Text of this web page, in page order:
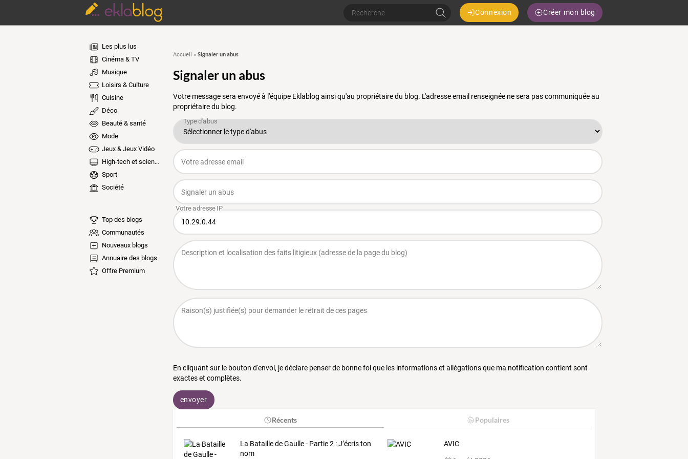
Connexion Créer mon blog
Les plus lus
Cinéma & TV
Musique
Loisirs & Culture
Cuisine
Déco
Beauté & santé
Mode
Jeux & Jeux Vidéo
High-tech et sciences
Sport
Société
Top des blogs
Communautés
Nouveaux blogs
Annuaire des blogs
Offre Premium
Accueil » Signaler un abus
Signaler un abus
Votre message sera envoyé à l'équipe Eklablog ainsi qu'au propriétaire du blog. L'adresse email renseignée ne sera pas communiquée au
propriétaire du blog.
En cliquant sur le bouton d'envoi, je déclare penser de bonne foi que les informations et allégations que ma notification contient sont
exactes et complètes.
envoyer
Récents Populaires
La Bataille de Gaulle - Partie 2 : J’écris ton
nom
AVIC